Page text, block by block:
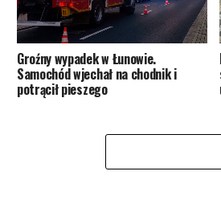
Groźny wypadek w Łunowie.
Samochód wjechał na chodnik i
potrącił pieszego